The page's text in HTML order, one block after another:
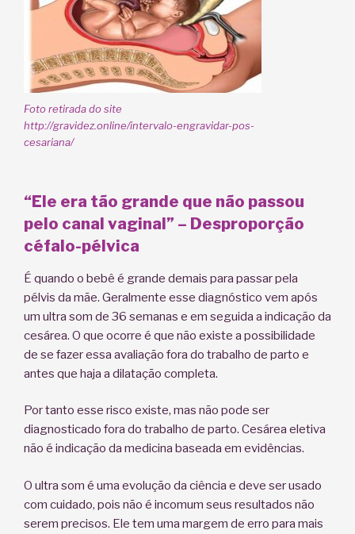
Foto retirada do site
http://gravidez.online/intervalo-engravidar-pos-
cesariana/
“Ele era tão grande que não passou
pelo canal vaginal” – Desproporção
céfalo-pélvica
É quando o bebê é grande demais para passar pela
pélvis da mãe. Geralmente esse diagnóstico vem após
um ultra som de 36 semanas e em seguida a indicação da
cesárea. O que ocorre é que não existe a possibilidade
de se fazer essa avaliação fora do trabalho de parto e
antes que haja a dilatação completa.
Por tanto esse risco existe, mas não pode ser
diagnosticado fora do trabalho de parto. Cesárea eletiva
não é indicação da medicina baseada em evidências.
O ultra som é uma evolução da ciência e deve ser usado
com cuidado, pois não é incomum seus resultados não
serem precisos. Ele tem uma margem de erro para mais